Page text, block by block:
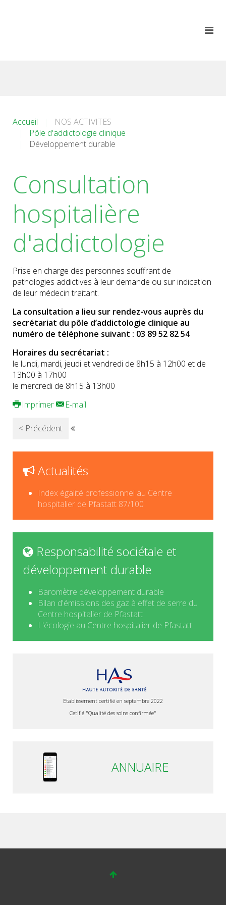
Accueil
NOS ACTIVITES
Pôle d'addictologie clinique
Développement durable
Consultation
hospitalière
d'addictologie
Prise en charge des personnes souffrant de
pathologies addictives à leur demande ou sur indication
de leur médecin traitant.
La consultation a lieu sur rendez-vous auprès du
secrétariat du pôle d’addictologie clinique au
numéro de téléphone suivant : 03 89 52 82 54
Horaires du secrétariat :
le lundi, mardi, jeudi et vendredi de 8h15 à 12h00 et de
13h00 à 17h00
le mercredi de 8h15 à 13h00
Imprimer
E-mail
< Précédent
Actualités
Index égalité professionnel au Centre
hospitalier de Pfastatt 87/100
Responsabilité sociétale et
développement durable
Baromètre développement durable
Bilan d'émissions des gaz à effet de serre du
Centre hospitalier de Pfastatt
L'écologie au Centre hospitalier de Pfastatt
Etablissement certifié en septembre 2022
Cetifié "Qualité des soins confirmée"
ANNUAIRE